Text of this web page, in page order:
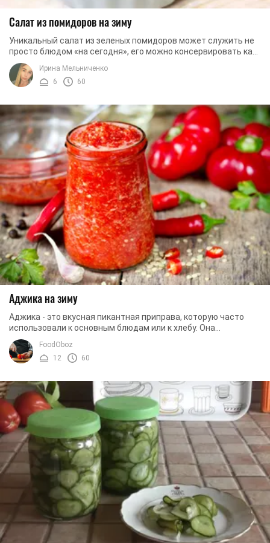
Салат из помидоров на зиму
Уникальный салат из зеленых помидоров может служить не
просто блюдом «на сегодня», его можно консервировать как
закуску и кушать в холодные зимние ...
Ирина Мельниченко
6
60
Аджика на зиму
Аджика - это вкусная пикантная приправа, которую часто
использовали к основным блюдам или к хлебу. Она
достаточно острая, но это придает ей особого ...
FoodOboz
12
60